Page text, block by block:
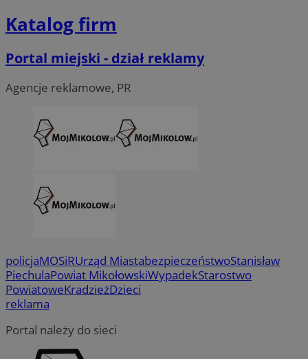
Katalog firm
Portal miejski - dział reklamy
Agencje reklamowe, PR
policjaMOSiRUrząd MiastabezpieczeństwoStanisław
PiechulaPowiat MikołowskiWypadekStarostwo
PowiatoweKradzieżDzieci
reklama
Portal należy do sieci